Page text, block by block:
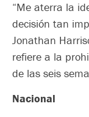
“Me aterra la
decisión tan
Jonathan
refiere a la
de las seis
Nacional